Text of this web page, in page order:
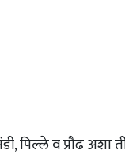
पिल्ले व प्रौढ